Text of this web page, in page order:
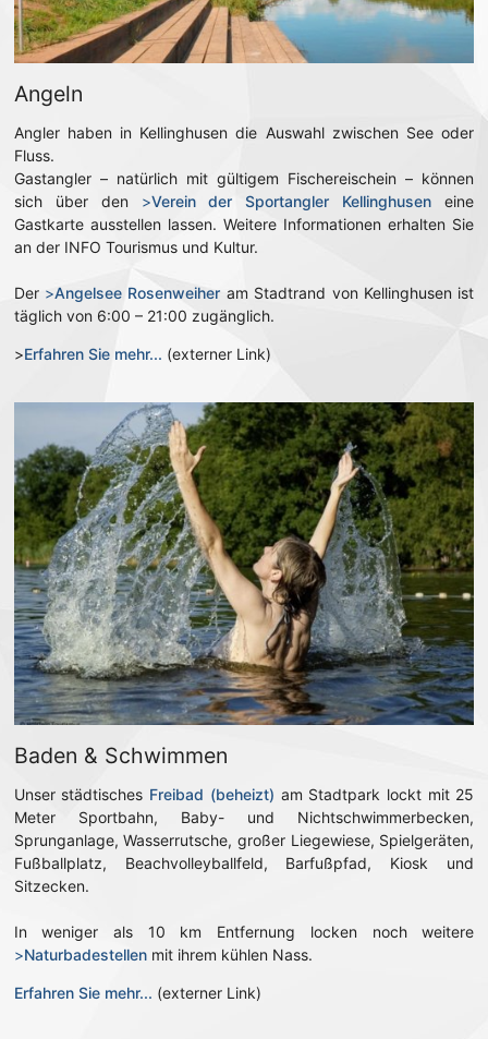
Angeln
Angler haben in Kellinghusen die Auswahl zwischen See oder
Fluss.
Gastangler – natürlich mit gültigem Fischereischein – können
sich über den >Verein der Sportangler Kellinghusen eine
Gastkarte ausstellen lassen. Weitere Informationen erhalten Sie
an der INFO Tourismus und Kultur.
Der >Angelsee Rosenweiher am Stadtrand von Kellinghusen ist
täglich von 6:00 – 21:00 zugänglich.
>Erfahren Sie mehr... (externer Link)
Baden & Schwimmen
Unser städtisches Freibad (beheizt) am Stadtpark lockt mit 25
Meter Sportbahn, Baby- und Nichtschwimmerbecken,
Sprunganlage, Wasserrutsche, großer Liegewiese, Spielgeräten,
Fußballplatz, Beachvolleyballfeld, Barfußpfad, Kiosk und
Sitzecken.
In weniger als 10 km Entfernung locken noch weitere
>Naturbadestellenmit ihrem kühlen Nass.
Erfahren Sie mehr... (externer Link)